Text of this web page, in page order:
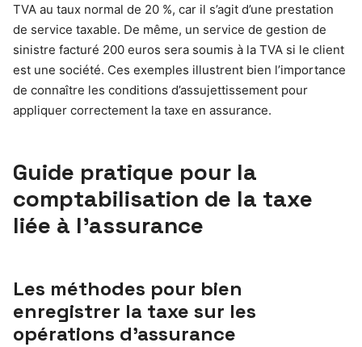
TVA au taux normal de 20 %, car il s’agit d’une prestation
de service taxable. De même, un service de gestion de
sinistre facturé 200 euros sera soumis à la TVA si le client
est une société. Ces exemples illustrent bien l’importance
de connaître les conditions d’assujettissement pour
appliquer correctement la taxe en assurance.
Guide pratique pour la
comptabilisation de la taxe
liée à l’assurance
Les méthodes pour bien
enregistrer la taxe sur les
opérations d’assurance